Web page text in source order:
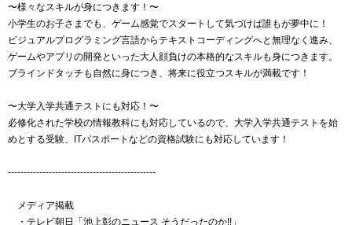
〜様々なスキルが身につきます！〜
小学生のお子さまでも、ゲーム感覚でスタートして気づけば誰もが夢中に！
ビジュアルプログラミング言語からテキストコーディングへと無理なく進み、
ゲームやアプリの開発といった大人顔負けの本格的なスキルも身につきます。
ブラインドタッチも自然に身につき、将来に役立つスキルが満載です！
〜大学入学共通テストにも対応！〜
必修化された学校の情報教科にも対応しているので、大学入学共通テストを始
めとする受験、ITパスポートなどの資格試験にも対応しています！
-----------------------------------------------
メディア掲載
・テレビ朝日「池上彰のニュース そうだったのか!!」